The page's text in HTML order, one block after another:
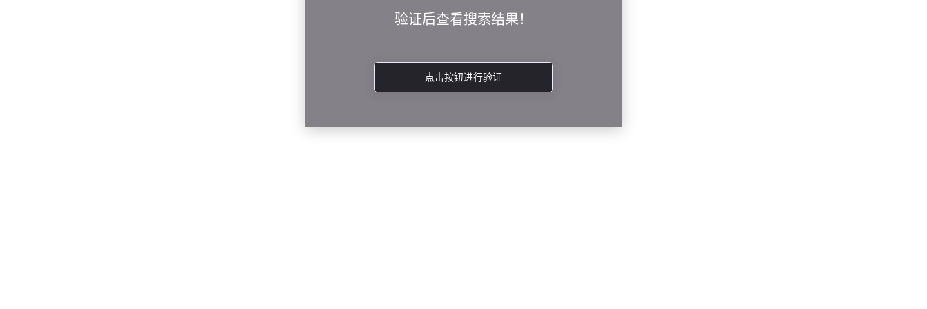
验证后查看搜索结果！
点击按钮进行验证